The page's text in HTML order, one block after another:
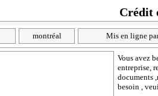
Crédit
montréal Mis en ligne
Vous avez
entreprise,
documents
besoin ,